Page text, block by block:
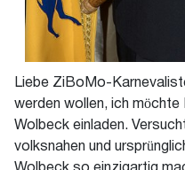
Liebe ZiBoMo-
werden wollen, ich möchte
Wolbeck einladen.
volksnahen und